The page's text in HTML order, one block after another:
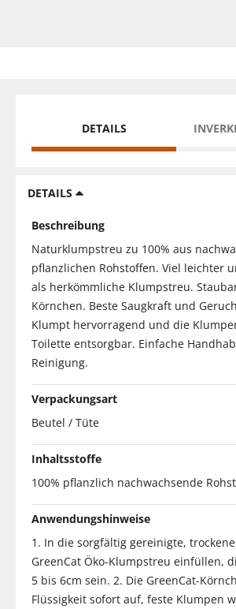
DETAILS
DETAILS
Beschreibung
Naturklumpstreu zu 100% aus
pflanzlichen Rohstoffen. Viel leichter
als herkömmliche Klumpstreu.
Körnchen. Beste Saugkraft und
Klumpt hervorragend und die
Toilette entsorgbar. Einfache
Reinigung.
Verpackungsart
Beutel / Tüte
Inhaltsstoffe
100% pflanzlich nachwachsende
Anwendungshinweise
1. In die sorgfältig gereinigte,
GreenCat Öko-Klumpstreu einfüllen,
5 bis 6cm sein. 2. Die GreenCat-
Flüssigkeit sofort auf, feste Klumpen